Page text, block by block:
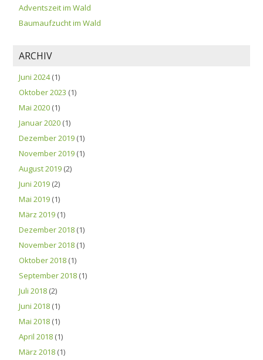
Adventszeit im Wald
Baumaufzucht im Wald
ARCHIV
Juni 2024(1)
Oktober 2023 (1)
Mai 2020 (1)
Januar 2020 (1)
Dezember 2019 (1)
November 2019 (1)
August 2019 (2)
Juni 2019 (2)
Mai 2019 (1)
März 2019 (1)
Dezember 2018 (1)
November 2018 (1)
Oktober 2018 (1)
September 2018 (1)
Juli 2018 (2)
Juni 2018 (1)
Mai 2018 (1)
April 2018 (1)
März 2018 (1)